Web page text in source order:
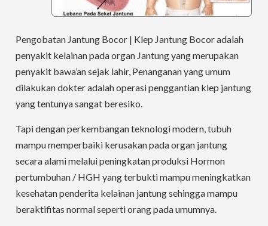
Pengobatan Jantung Bocor | Klep Jantung Bocor adalah
penyakit kelainan pada organ Jantung yang merupakan
penyakit bawa’an sejak lahir, Penanganan yang umum
dilakukan dokter adalah operasi penggantian klep jantung
yang tentunya sangat beresiko.
Tapi dengan perkembangan teknologi modern, tubuh
mampu memperbaiki kerusakan pada organ jantung
secara alami melalui peningkatan produksi Hormon
pertumbuhan / HGH yang terbukti mampu meningkatkan
kesehatan penderita kelainan jantung sehingga mampu
beraktifitas normal seperti orang pada umumnya.